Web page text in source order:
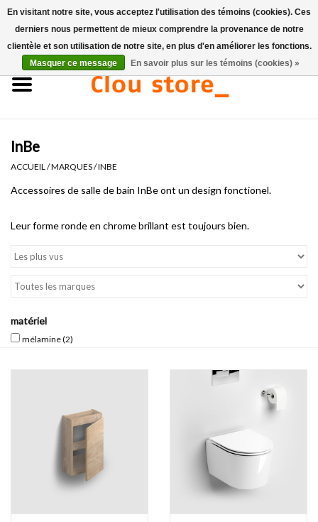
Accueil
Ensembles de lave-mains
Lave-mains
Toilettes
pièce de rechange
InBe
ACCUEIL /MARQUES/INBE
Accessoires de salle de bain InBe ont un design fonctionel.
Leur forme ronde en chrome brillant est toujours bien.
matériel
mélamine(2)
En visitant notre site, vous acceptez l'utilisation des témoins (cookies). Ces
derniers nous permettent de mieux comprendre la provenance de notre
clientèle et son utilisation de notre site, en plus d'en améliorer les fonctions.
Masquer ce message
En savoir plus sur les témoins (cookies) »